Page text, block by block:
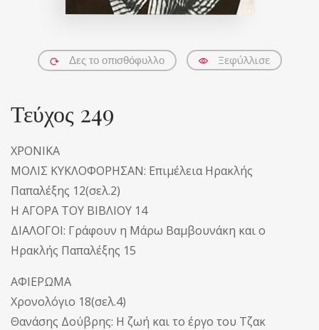
Δες το οπισθόφυλλο Ξεφύλλισε
Τεύχος 249
ΧΡΟΝΙΚΑ
ΜΟΛΙΣ ΚΥΚΛΟΦΟΡΗΣΑΝ: Επιμέλεια Ηρακλής
Παπαλέξης 12(σελ.2)
Η ΑΓΟΡΑ ΤΟΥ ΒΙΒΛΙΟΥ 14
ΔΙΑΛΟΓΟΙ: Γράφουν η Μάρω Βαμβουνάκη και ο
Ηρακλής Παπαλέξης 15
ΑΦΙΕΡΩΜΑ
Χρονολόγιο 18(σελ.4)
Θανάσης Δούβρης: Η ζωή και το έργο του Τζακ